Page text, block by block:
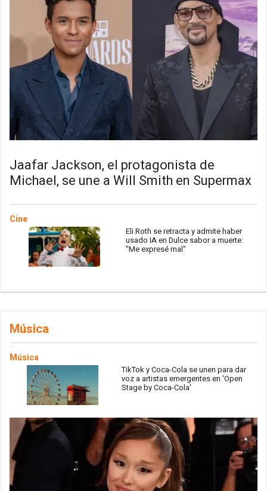
Jaafar Jackson, el protagonista de
Michael, se une a Will Smith en Supermax
Cine
Eli Roth se retracta y admite haber
usado IA en Dulce sabor a muerte:
"Me expresé mal"
Música
Música
TikTok y Coca-Cola se unen para dar
voz a artistas emergentes en 'Open
Stage by Coca-Cola'